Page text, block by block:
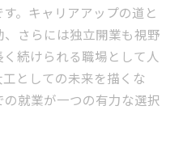
。キャリアアップの道と
さらには独立開業も視野
続けられる職場として人
としての未来を描くな
就業が一つの有力な選択